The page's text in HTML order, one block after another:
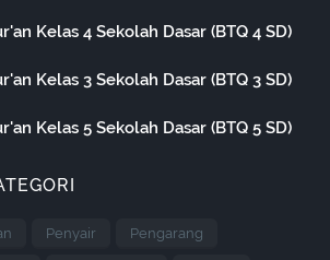
Kelas 4 Sekolah Dasar (BTQ 4 SD)
Kelas 3 Sekolah Dasar (BTQ 3 SD)
Kelas 5 Sekolah Dasar (BTQ 5 SD)
Penyair Pengarang